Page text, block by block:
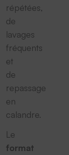
répétées,
de
lavages
fréquents
et
de
repassage
en
calandre.
Le
format